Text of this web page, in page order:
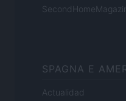
SPAGNA E
Actualidad